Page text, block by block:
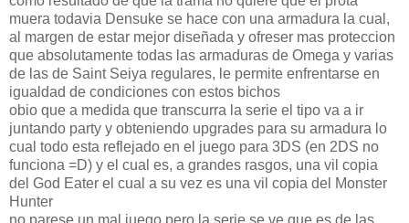
muera todavia Densuke se hace con una armadura la cual,
al margen de estar mejor diseñada y ofreser mas proteccion
que absolutamente todas las armaduras de Omega y varias
de las de Saint Seiya regulares, le permite enfrentarse en
igualdad de condiciones con estos bichos
obio que a medida que transcurra la serie el tipo va a ir
juntando party y obteniendo upgrades para su armadura lo
cual todo esta reflejado en el juego para 3DS (en 2DS no
funciona =D) y el cual es, a grandes rasgos, una vil copia
del God Eater el cual a su vez es una vil copia del Monster
Hunter
no parese un mal juego pero la serie se ve que es de las